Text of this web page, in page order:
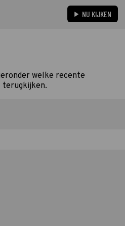
NU KIJKEN
welke recente
terugkijken.